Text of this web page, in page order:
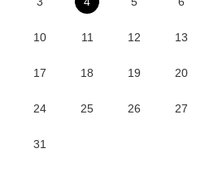
10 11 12 13
17 18 19 20
24 25 26 27
31